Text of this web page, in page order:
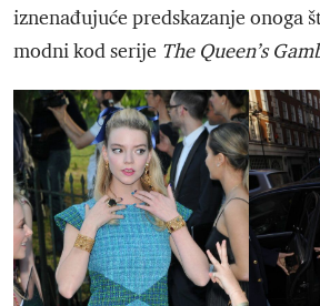
iznenađujuće predskazanje onoga
modni kod serije The Queen’s